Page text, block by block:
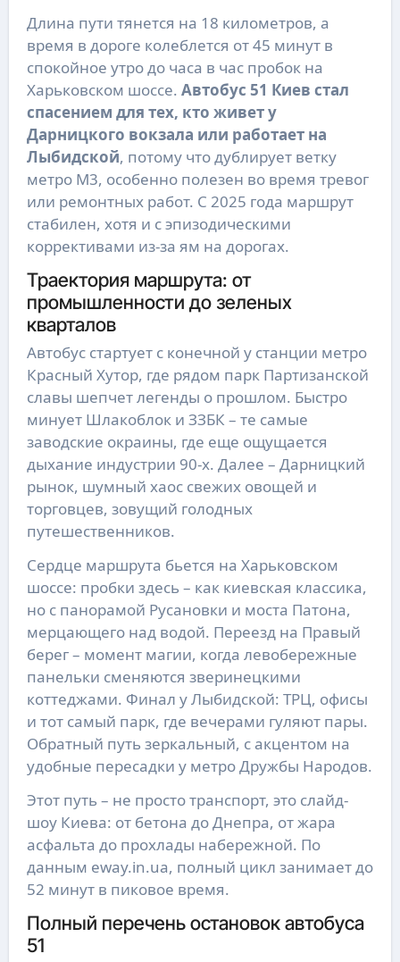
Длина пути тянется на 18 километров, а
время в дороге колеблется от 45 минут в
спокойное утро до часа в час пробок на
Харьковском шоссе. Автобус 51 Киев стал
спасением для тех, кто живет у
Дарницкого вокзала или работает на
Лыбидской, потому что дублирует ветку
метро М3, особенно полезен во время тревог
или ремонтных работ. С 2025 года маршрут
стабилен, хотя и с эпизодическими
коррективами из-за ям на дорогах.
Траектория маршрута: от
промышленности до зеленых
кварталов
Автобус стартует с конечной у станции метро
Красный Хутор, где рядом парк Партизанской
славы шепчет легенды о прошлом. Быстро
минует Шлакоблок и ЗЗБК – те самые
заводские окраины, где еще ощущается
дыхание индустрии 90-х. Далее – Дарницкий
рынок, шумный хаос свежих овощей и
торговцев, зовущий голодных
путешественников.
Сердце маршрута бьется на Харьковском
шоссе: пробки здесь – как киевская классика,
но с панорамой Русановки и моста Патона,
мерцающего над водой. Переезд на Правый
берег – момент магии, когда левобережные
панельки сменяются зверинецкими
коттеджами. Финал у Лыбидской: ТРЦ, офисы
и тот самый парк, где вечерами гуляют пары.
Обратный путь зеркальный, с акцентом на
удобные пересадки у метро Дружбы Народов.
Этот путь – не просто транспорт, это слайд-
шоу Киева: от бетона до Днепра, от жара
асфальта до прохлады набережной. По
данным eway.in.ua, полный цикл занимает до
52 минут в пиковое время.
Полный перечень остановок автобуса
51